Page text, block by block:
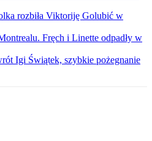
rozbiła Viktoriję Golubić w
Fręch i Linette odpadły w
Igi Świątek, szybkie pożegnanie